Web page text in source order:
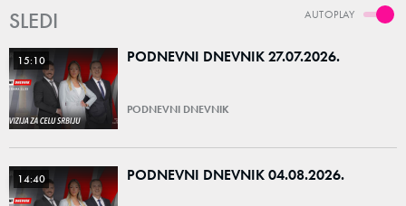
AUTOPLAY
SLEDI
15:10 PODNEVNI DNEVNIK 27.07.2026.
PODNEVNI DNEVNIK
14:40 PODNEVNI DNEVNIK 04.08.2026.